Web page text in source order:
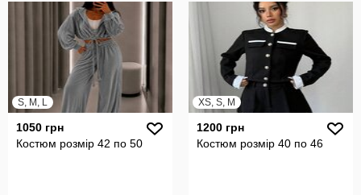
S, M, L
1050 грн
Костюм розмір 42 по 50
XS, S, M
1200 грн
Костюм розмір 40 по 46